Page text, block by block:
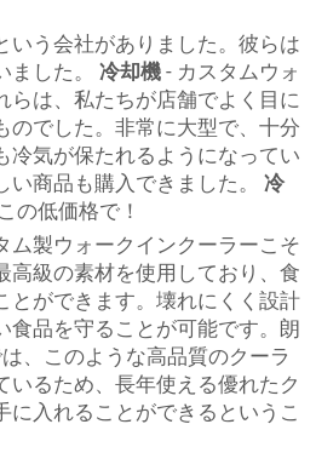
いう会社がありました。彼らは
ました。 冷却機 - カスタムウォ
らは、私たちが店舗でよく目に
のでした。非常に大型で、十分
冷気が保たれるようになってい
い商品も購入できました。 冷
の低価格で！
ム製ウォークインクーラーこそ
高級の素材を使用しており、食
とができます。壊れにくく設計
食品を守ることが可能です。朗
、このような高品質のクーラ
いるため、長年使える優れたク
に入れることができるというこ